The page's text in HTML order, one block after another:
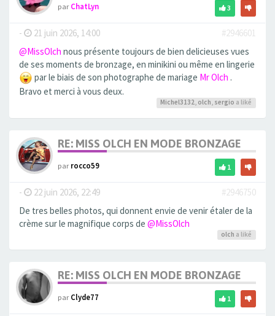
parChatLyn 3
- 21 juin 2026, 14:00
#2946601
@MissOlch nous présente toujours de bien delicieuses vues
de ses moments de bronzage, en minikini ou même en lingerie
par le biais de son photographe de mariage Mr Olch .
Bravo et merci à vous deux.
Michel3132, olch, sergio a liké
RE: MISS OLCH EN MODE BRONZAGE
parrocco59 1
- 22 juin 2026, 22:49
#2946750
De tres belles photos, qui donnent envie de venir étaler de la
crème sur le magnifique corps de @MissOlch
olch a liké
RE: MISS OLCH EN MODE BRONZAGE
parClyde77 1